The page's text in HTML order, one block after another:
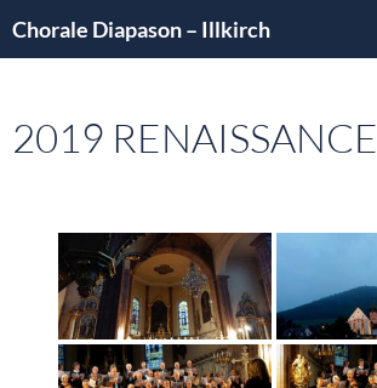
auChorale Diapason – Illkirch
2019 RENAISSANCE